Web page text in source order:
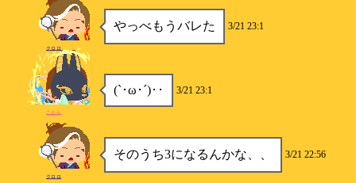
やっべもうバレた 3/21 23:1
クロロ
(`･ω･´)‥ 3/21 23:1
ことら
そのうち3になるんかな、、 3/21 22:56
クロロ